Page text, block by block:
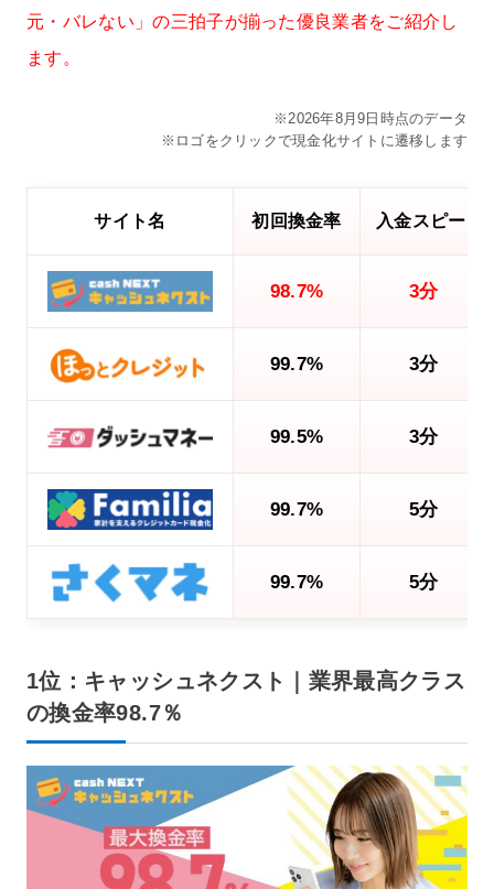
元・バレない」の三拍子が揃った優良業者をご紹介し
ます。
※2026年8月9日時点のデータ
※ロゴをクリックで現金化サイトに遷移します
サイト名 初回換金率 入金スピード
98.7% 3分
99.7% 3分
99.5% 3分
99.7% 5分
99.7% 5分
1位：キャッシュネクスト｜業界最高クラス
の換金率98.7％